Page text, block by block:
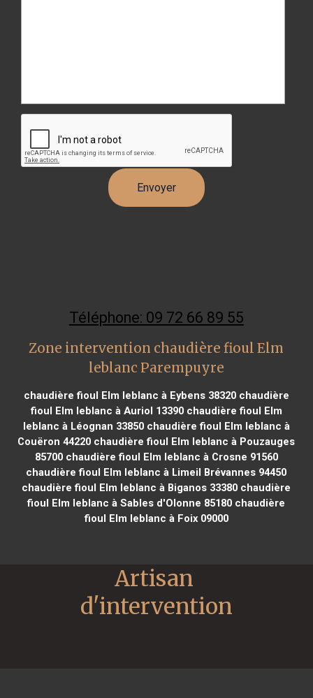
Téléphone: 09 72 66 89 55
Zone intervention chaudière fioul Elm
leblanc Parempuyre
chaudière fioul Elm leblanc à Eybens 38320chaudière
fioul Elm leblanc à Auriol 13390chaudière fioul Elm
leblanc à Léognan 33850chaudière fioul Elm leblanc à
Couëron 44220 chaudière fioul Elm leblanc à Pouzauges
85700chaudière fioul Elm leblanc à Crosne 91560
chaudière fioul Elm leblanc à Limeil Brévannes 94450
chaudière fioul Elm leblanc à Biganos 33380 chaudière
fioul Elm leblanc à Sables d'Olonne 85180 chaudière
fioul Elm leblanc à Foix 09000
Artisan
d'intervention